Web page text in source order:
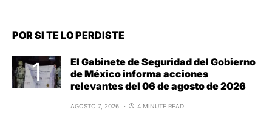
POR SI TE LO PERDISTE
El Gabinete de Seguridad del Gobierno
de México informa acciones
relevantes del 06 de agosto de 2026
AGOSTO 7, 2026 4 MINUTE READ